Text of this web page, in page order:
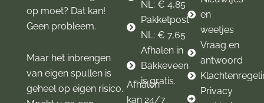
op moet? Dat kan!
Geen probleem.
Maar het inbrengen
van eigen spullen is
geheel op eigen risico.
NL: € 4,85
Pakketpost
NL: € 7,65
Afhalen in
Bakkeveen
is gratis.
Afhalen
kan 24/7
en
weetjes
Vraag en
antwoord
Privacy